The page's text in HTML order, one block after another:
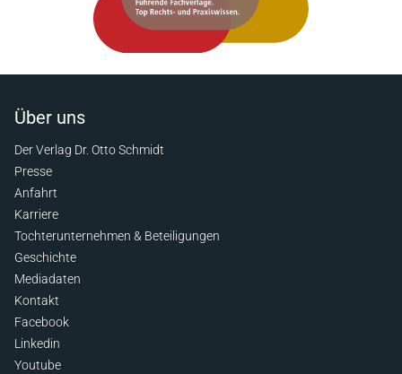
Über uns
Der Verlag Dr. Otto Schmidt
Presse
Anfahrt
Karriere
Tochterunternehmen & Beteiligungen
Geschichte
Mediadaten
Kontakt
Facebook
Linkedin
Youtube